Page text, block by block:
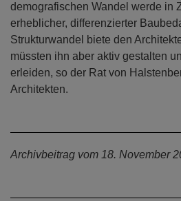
demografischen Wandel werde in
erheblicher, differenzierter
Strukturwandel biete den
müssten ihn aber aktiv gestalten
erleiden, so der Rat von
Architekten.
Archivbeitrag vom 18. November